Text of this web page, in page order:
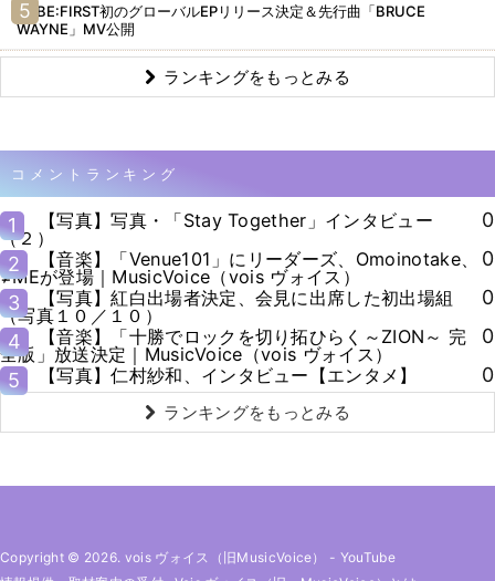
BE:FIRST初のグローバルEPリリース決定＆先行曲「BRUCE
WAYNE」MV公開
ランキングをもっとみる
コメントランキング
1
【写真】写真・「Stay Together」インタビュー
（２）
0
2
【音楽】「Venue101」にリーダーズ、Omoinotake、
≠MEが登場｜MusicVoice（vois ヴォイス）
0
3
【写真】紅白出場者決定、会見に出席した初出場組
（写真１０／１０）
0
4
【音楽】「十勝でロックを切り拓ひらく～ZION～ 完
全版」放送決定｜MusicVoice（vois ヴォイス）
0
5
【写真】仁村紗和、インタビュー【エンタメ】 0
ランキングをもっとみる
Copyright © 2026. vois ヴォイス（旧MusicVoice） - YouTube